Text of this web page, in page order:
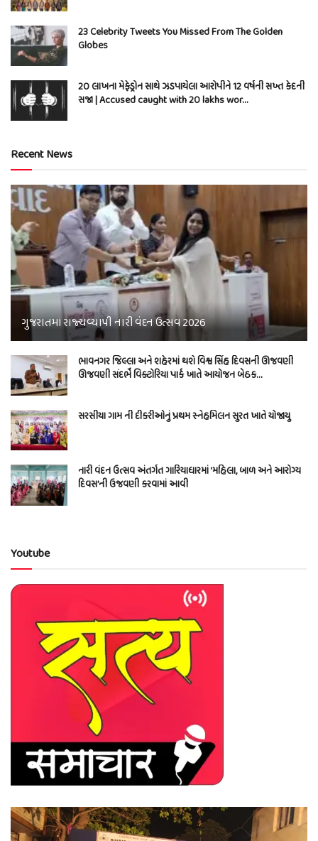
23 Celebrity Tweets You Missed From The Golden
Globes
20 લાખના મેફેડ્રોન સાથે ઝડપાયેલા આરોપીને 12 વર્ષની સખ્ત કેદની
સજા | Accused caught with 20 lakhs wor…
Recent News
ગુજરાતમાં રાજ્યવ્યાપી નારી વંદન ઉત્સવ 2026
ભાવનગર જિલ્લા અને શહેરમાં થશે વિશ્વ સિંહ દિવસની ઊજવણી
ઊજવણી સંદર્ભે વિક્ટોરિયા પાર્ક ખાતે આયોજન બેઠક…
સરસીયા ગામ ની દીકરીઓનું પ્રથમ સ્નેહમિલન સુરત ખાતે યોજાયુ
નારી વંદન ઉત્સવ અંતર્ગત ગારિયાધારમાં ‘મહિલા, બાળ અને આરોગ્ય
દિવસ’ની ઉજવણી કરવામાં આવી
Youtube